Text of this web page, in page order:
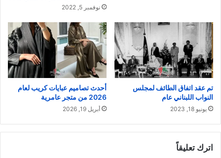
نوفمبر 5, 2022
تم عقد اتفاق الطائف لمجلس
النواب اللبناني عام
يونيو 18, 2023
أحدث تصاميم عبايات كريب لعام
2026 من متجر عامرية
أبريل 19, 2026
اترك تعليقاً